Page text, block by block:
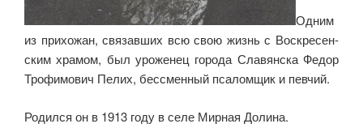
Одним
из прихожан, связавших всю свою жизнь с Воскресен­
ским храмом, был уроженец города Славянска Федор
Трофимович Пелих, бессменный псаломщик и певчий.
Родился он в 1913 году в селе Мирная Долина.